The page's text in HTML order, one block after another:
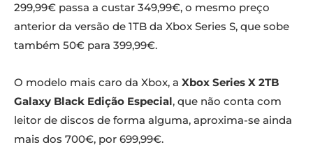
299,99€ passa a custar 349,99€, o mesmo preço
anterior da versão de 1TB da Xbox Series S, que sobe
também 50€ para 399,99€.
O modelo mais caro da Xbox, a Xbox Series X 2TB
Galaxy Black Edição Especial, que não conta com
leitor de discos de forma alguma, aproxima-se ainda
mais dos 700€, por 699,99€.